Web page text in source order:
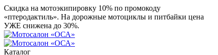
Скидка на мотоэкипировку 10% по промокоду
«птеродактиль». На дорожные мотоциклы и питбайки цена
УЖЕ снижена до 30%.
Каталог